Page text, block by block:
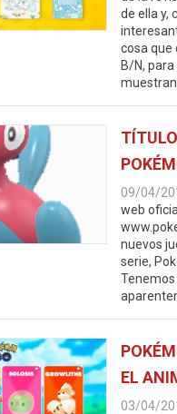
de ella y,
cosa que
B/N,
muestran
09/04/
web
nuevos
serie,
Tenemos
EL
03/04/